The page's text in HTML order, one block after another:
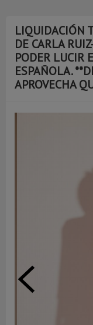
LIQUIDACIÓN
DE CARLA
PODER LUCIR
ESPAÑOLA.
APROVECHA